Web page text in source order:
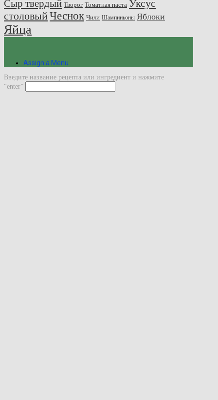
Сыр твердый Творог Томатная паста Уксус
столовыйЧеснок Чили Шампиньоны Яблоки
Яйца
Assign a Menu
Введите название рецепта или ингредиент и нажмите
“enter”